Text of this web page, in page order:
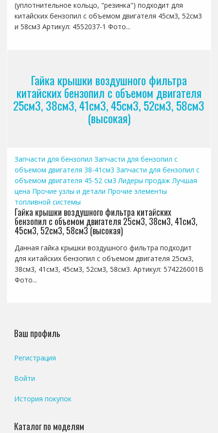
(уплотнительное кольцо, "резинка") подходит для
китайских бензопил с объемом двигателя 45см3, 52см3
и 58см3 Артикул: 4552037-1 Фото...
Гайка крышки воздушного фильтра
китайских бензопил с объемом двигателя
25см3, 38см3, 41см3, 45см3, 52см3, 58см3
(высокая)
Запчасти для бензопил Запчасти для бензопил с
объемом двигателя 38-41см3 Запчасти для бензопил с
объемом двигателя 45-52 см3 Лидеры продаж Лучшая
цена Прочие узлы и детали Прочие элементы
топливной системы
Гайка крышки воздушного фильтра китайских
бензопил с объемом двигателя 25см3, 38см3, 41см3,
45см3, 52см3, 58см3 (высокая)
Данная гайка крышки воздушного фильтра подходит
для китайских бензопил с объемом двигателя 25см3,
38см3, 41см3, 45см3, 52см3, 58см3. Артикул: 574226001B
Фото...
Ваш профиль
Регистрация
Войти
История покупок
Каталог по моделям